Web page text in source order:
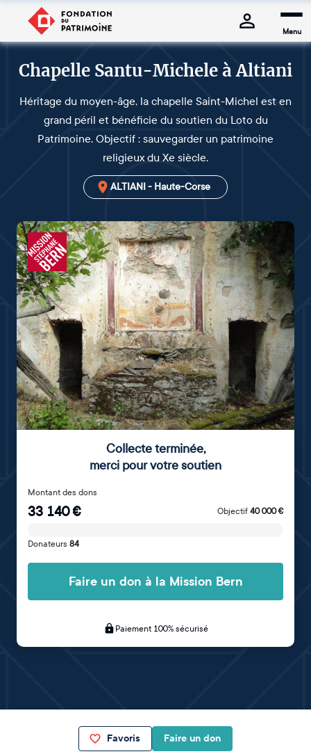
Menu
Chapelle Santu-Michele à Altiani
Héritage du moyen-âge, la chapelle Saint-Michel est en
grand péril et bénéficie du soutien du Loto du
Patrimoine. Objectif : sauvegarder un patrimoine
religieux du Xe siècle.
ALTIANI - Haute-Corse
Collecte terminée,
merci pour votre soutien
Montant des dons
33 140€ Objectif 40 000€
Donateurs 84
Faire un don à la Mission Bern
Paiement 100% sécurisé
Favoris Faire un don